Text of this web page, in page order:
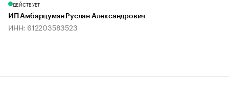
ДЕЙСТВУЕТ
ИП Амбарцумян Руслан Александрович
ИНН: 612203583523